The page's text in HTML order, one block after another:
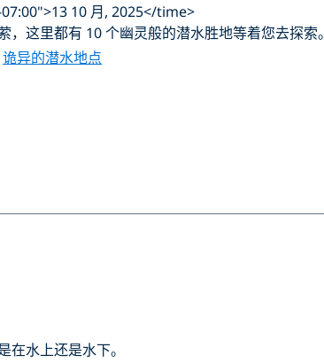
10 月, 2025</time>
这里都有 10 个幽灵般的潜水胜地等着您去探索。
诡异的潜水地点
水上还是水下。